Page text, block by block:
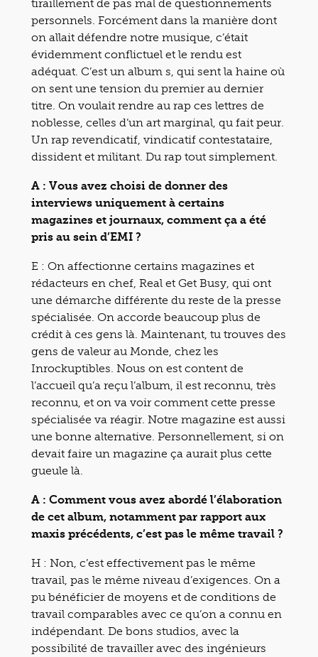
tiraillement de pas mal de questionnements
personnels. Forcément dans la manière dont
on allait défendre notre musique, c’était
évidemment conflictuel et le rendu est
adéquat. C’est un album s, qui sent la haine où
on sent une tension du premier au dernier
titre. On voulait rendre au rap ces lettres de
noblesse, celles d’un art marginal, qu fait peur.
Un rap revendicatif, vindicatif contestataire,
dissident et militant. Du rap tout simplement.
A : Vous avez choisi de donner des
interviews uniquement à certains
magazines et journaux, comment ça a été
pris au sein d’EMI ?
E : On affectionne certains magazines et
rédacteurs en chef, Real et Get Busy, qui ont
une démarche différente du reste de la presse
spécialisée. On accorde beaucoup plus de
crédit à ces gens là. Maintenant, tu trouves des
gens de valeur au Monde, chez les
Inrockuptibles. Nous on est content de
l’accueil qu’a reçu l’album, il est reconnu, très
reconnu, et on va voir comment cette presse
spécialisée va réagir. Notre magazine est aussi
une bonne alternative. Personnellement, si on
devait faire un magazine ça aurait plus cette
gueule là.
A : Comment vous avez abordé l’élaboration
de cet album, notamment par rapport aux
maxis précédents, c’est pas le même travail ?
H : Non, c’est effectivement pas le même
travail, pas le même niveau d’exigences. On a
pu bénéficier de moyens et de conditions de
travail comparables avec ce qu’on a connu en
indépendant. De bons studios, avec la
possibilité de travailler avec des ingénieurs